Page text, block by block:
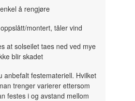
å rengjøre
montert, tåler vind
at solseilet taes ned ved mye
blir skadet
anbefalt festemateriell. Hvilket
trenger varierer ettersom
festes i og avstand mellom